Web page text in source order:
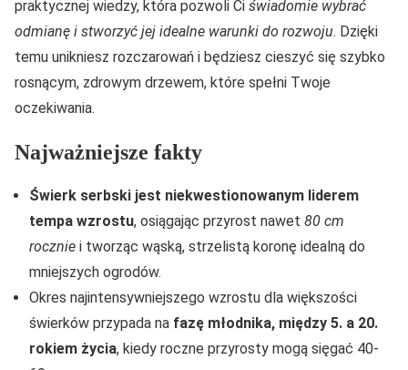
praktycznej wiedzy, która pozwoli Ci świadomie wybrać
odmianę i stworzyć jej idealne warunki do rozwoju. Dzięki
temu unikniesz rozczarowań i będziesz cieszyć się szybko
rosnącym, zdrowym drzewem, które spełni Twoje
oczekiwania.
Najważniejsze fakty
Świerk serbski jest niekwestionowanym liderem
tempa wzrostu, osiągając przyrost nawet 80 cm
rocznie i tworząc wąską, strzelistą koronę idealną do
mniejszych ogrodów.
Okres najintensywniejszego wzrostu dla większości
świerków przypada na fazę młodnika, między 5. a 20.
rokiem życia, kiedy roczne przyrosty mogą sięgać 40-